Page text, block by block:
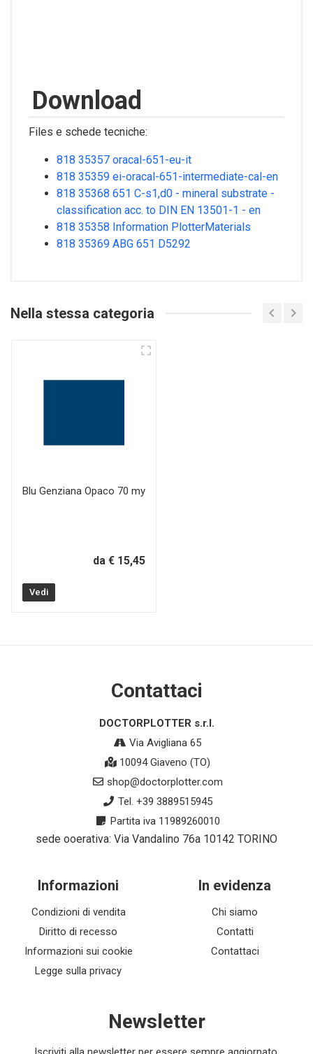
Download
Files e schede tecniche:
818 35357 oracal-651-eu-it
818 35359 ei-oracal-651-intermediate-cal-en
818 35368 651 C-s1,d0 - mineral substrate -
classification acc. to DIN EN 13501-1 - en
818 35358 Information PlotterMaterials
818 35369 ABG 651 D5292
Nella stessa categoria
Blu Genziana Opaco 70 my
da € 15,45
Vedi
Contattaci
DOCTORPLOTTER s.r.l.
Via Avigliana 65
10094 Giaveno (TO)
shop@doctorplotter.com
Tel. +39 3889515945
Partita iva 11989260010
sede ooerativa: Via Vandalino 76a 10142 TORINO
Informazioni
Condizioni di vendita
Diritto di recesso
Informazioni sui cookie
Legge sulla privacy
In evidenza
Chi siamo
Contatti
Contattaci
Newsletter